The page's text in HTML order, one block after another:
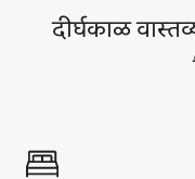
दीर्घकाळ